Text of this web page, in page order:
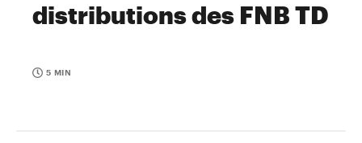
distributions des FNB TD
5 MIN